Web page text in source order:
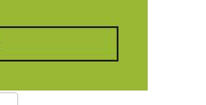
(PAÍSES)